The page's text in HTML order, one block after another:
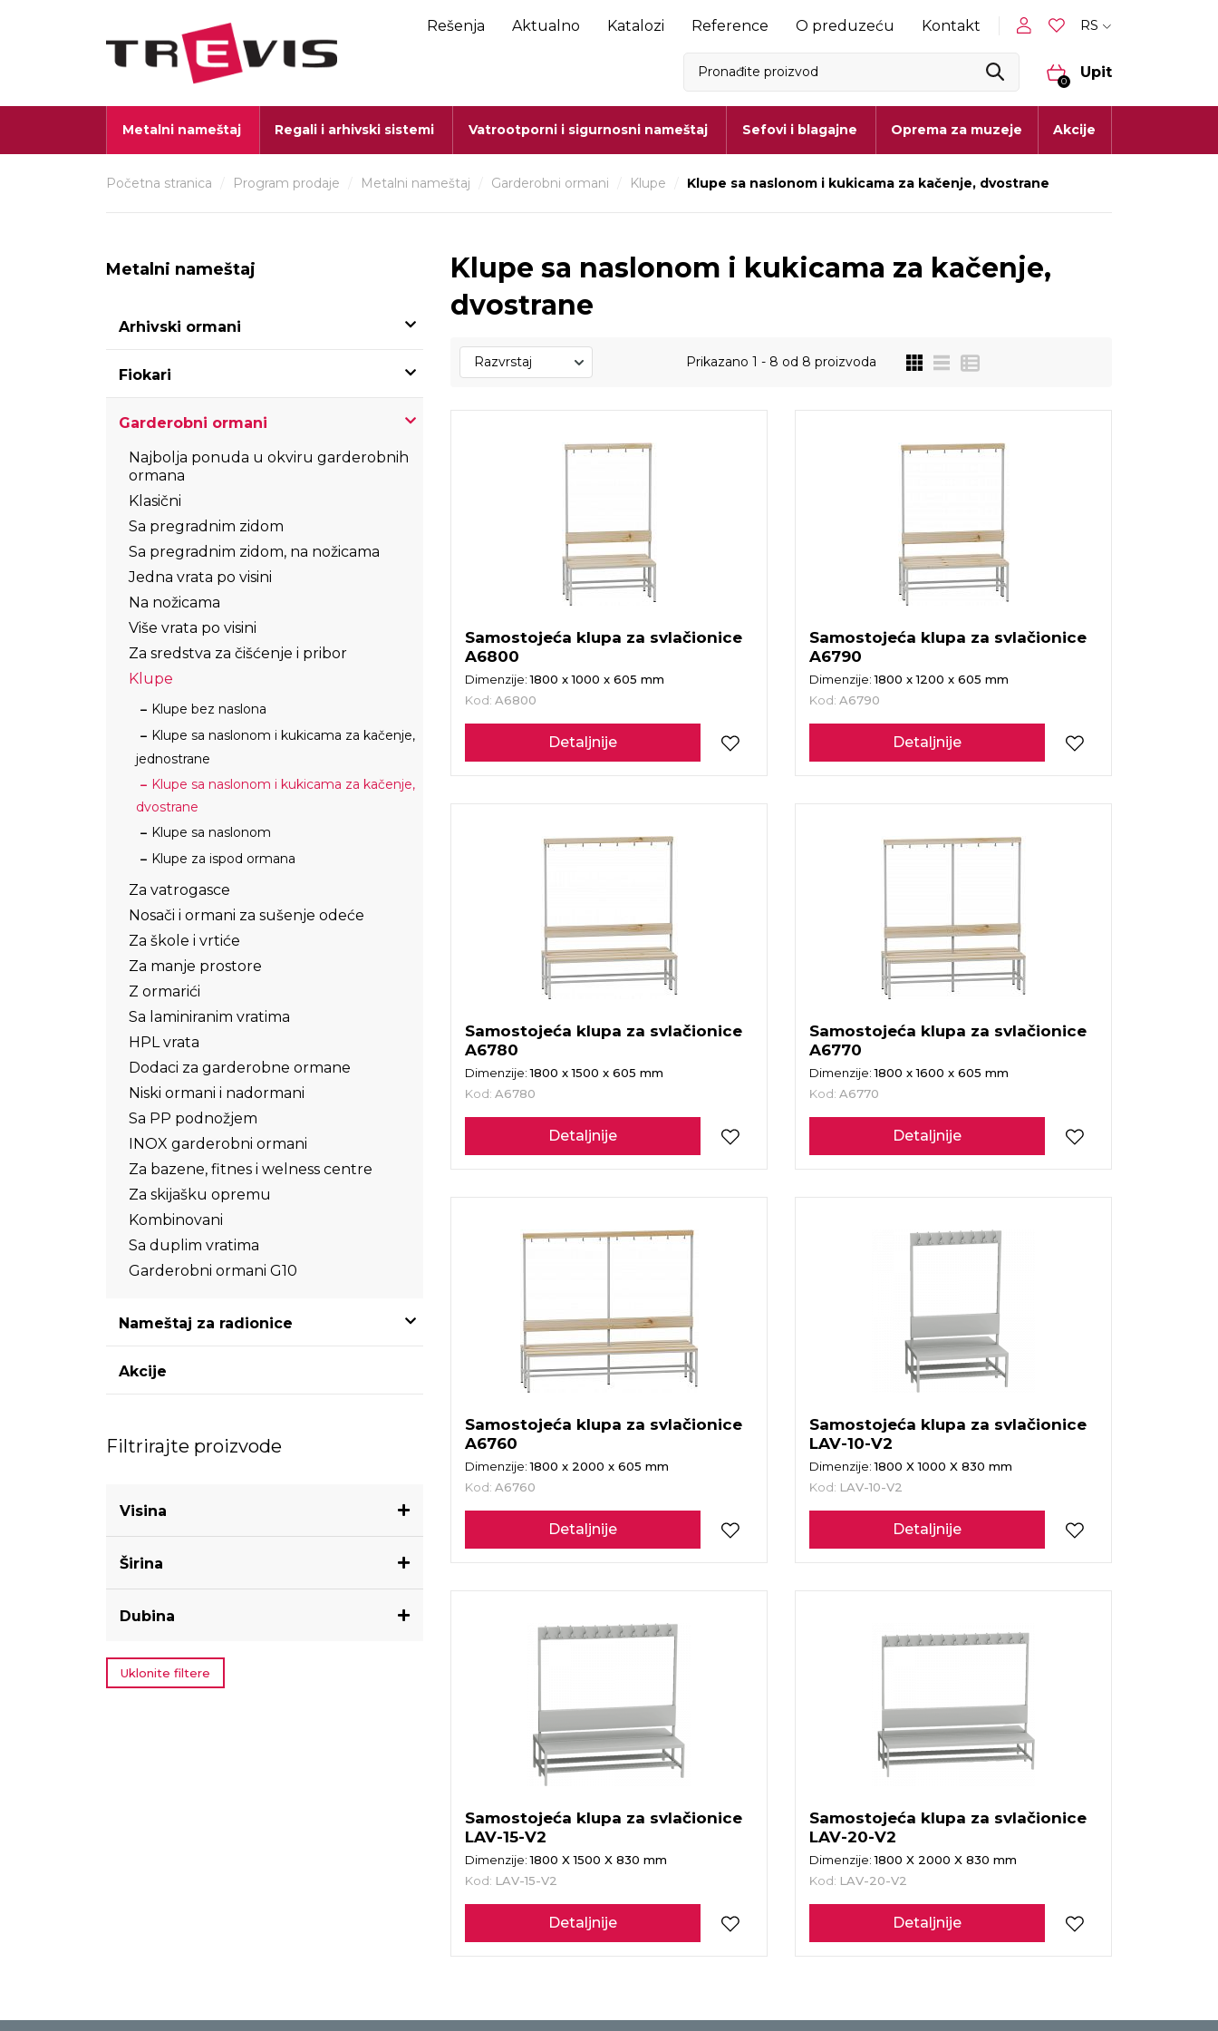
Rešenja Aktualno Katalozi Reference O preduzeću Kontakt RS
0
Upit
Metalni nameštaj Regali i arhivski sistemi Vatrootporni i sigurnosni nameštaj Sefovi i blagajne Oprema za muzeje Akcije
Početna stranica Program prodaje Metalni nameštaj Garderobni ormani Klupe Klupe sa naslonom i kukicama za kačenje, dvostrane
Metalni nameštaj
Arhivski ormani
Fiokari
Garderobni ormani
Najbolja ponuda u okviru garderobnih
ormana
Klasični
Sa pregradnim zidom
Sa pregradnim zidom, na nožicama
Jedna vrata po visini
Na nožicama
Više vrata po visini
Za sredstva za čišćenje i pribor
Klupe
Klupe bez naslona
Klupe sa naslonom i kukicama za kačenje,
jednostrane
Klupe sa naslonom i kukicama za kačenje,
dvostrane
Klupe sa naslonom
Klupe za ispod ormana
Za vatrogasce
Nosači i ormani za sušenje odeće
Za škole i vrtiće
Za manje prostore
Z ormarići
Sa laminiranim vratima
HPL vrata
Dodaci za garderobne ormane
Niski ormani i nadormani
Sa PP podnožjem
INOX garderobni ormani
Za bazene, fitnes i welness centre
Za skijašku opremu
Kombinovani
Sa duplim vratima
Garderobni ormani G10
Nameštaj za radionice
Akcije
Filtrirajte proizvode
Visina
Širina
Dubina
Uklonite filtere
Klupe sa naslonom i kukicama za kačenje,
dvostrane
Prikazano 1 - 8 od 8 proizvoda
Samostojeća klupa za svlačionice
A6800
Dimenzije:1800 x 1000 x 605 mm
Kod: A6800
Detaljnije
Samostojeća klupa za svlačionice
A6790
Dimenzije:1800 x 1200 x 605 mm
Kod: A6790
Detaljnije
Samostojeća klupa za svlačionice
A6780
Dimenzije:1800 x 1500 x 605 mm
Kod: A6780
Detaljnije
Samostojeća klupa za svlačionice
A6770
Dimenzije:1800 x 1600 x 605 mm
Kod: A6770
Detaljnije
Samostojeća klupa za svlačionice
A6760
Dimenzije:1800 x 2000 x 605 mm
Kod: A6760
Detaljnije
Samostojeća klupa za svlačionice
LAV-10-V2
Dimenzije:1800 X 1000 X 830 mm
Kod: LAV-10-V2
Detaljnije
Samostojeća klupa za svlačionice
LAV-15-V2
Dimenzije:1800 X 1500 X 830 mm
Kod: LAV-15-V2
Detaljnije
Samostojeća klupa za svlačionice
LAV-20-V2
Dimenzije:1800 X 2000 X 830 mm
Kod: LAV-20-V2
Detaljnije